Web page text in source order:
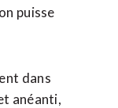
puisse
dans
anéanti,